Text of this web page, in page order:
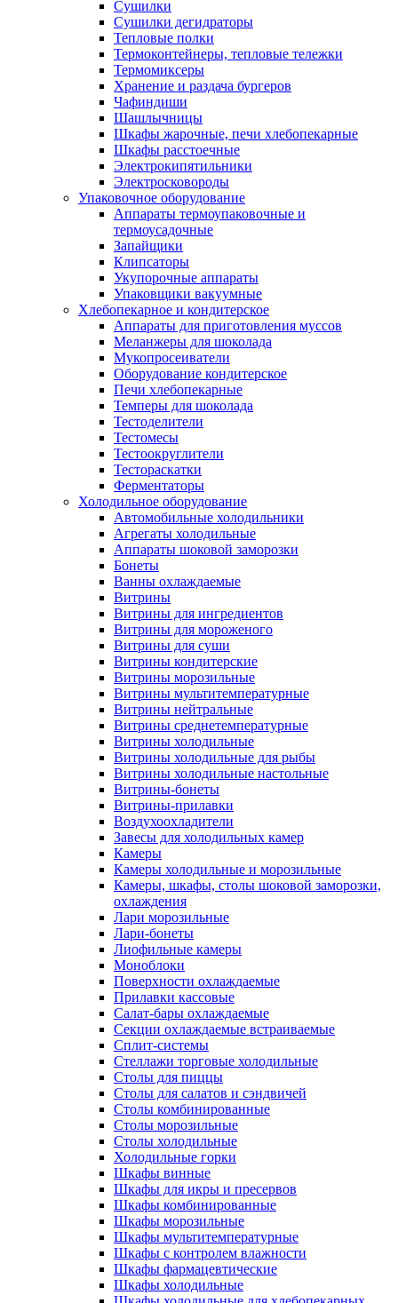
Сушилки
Сушилки дегидраторы
Тепловые полки
Термоконтейнеры, тепловые тележки
Термомиксеры
Хранение и раздача бургеров
Чафиндиши
Шашлычницы
Шкафы жарочные, печи хлебопекарные
Шкафы расстоечные
Электрокипятильники
Электросковороды
Упаковочное оборудование
Аппараты термоупаковочные и
термоусадочные
Запайщики
Клипсаторы
Укупорочные аппараты
Упаковщики вакуумные
Хлебопекарное и кондитерское
Аппараты для приготовления муссов
Меланжеры для шоколада
Мукопросеиватели
Оборудование кондитерское
Печи хлебопекарные
Темперы для шоколада
Тестоделители
Тестомесы
Тестоокруглители
Тестораскатки
Ферментаторы
Холодильное оборудование
Автомобильные холодильники
Агрегаты холодильные
Аппараты шоковой заморозки
Бонеты
Ванны охлаждаемые
Витрины
Витрины для ингредиентов
Витрины для мороженого
Витрины для суши
Витрины кондитерские
Витрины морозильные
Витрины мультитемпературные
Витрины нейтральные
Витрины среднетемпературные
Витрины холодильные
Витрины холодильные для рыбы
Витрины холодильные настольные
Витрины-бонеты
Витрины-прилавки
Воздухоохладители
Завесы для холодильных камер
Камеры
Камеры холодильные и морозильные
Камеры, шкафы, столы шоковой заморозки,
охлаждения
Лари морозильные
Лари-бонеты
Лиофильные камеры
Моноблоки
Поверхности охлаждаемые
Прилавки кассовые
Салат-бары охлаждаемые
Секции охлаждаемые встраиваемые
Сплит-системы
Стеллажи торговые холодильные
Столы для пиццы
Столы для салатов и сэндвичей
Столы комбинированные
Столы морозильные
Столы холодильные
Холодильные горки
Шкафы винные
Шкафы для икры и пресервов
Шкафы комбинированные
Шкафы морозильные
Шкафы мультитемпературные
Шкафы с контролем влажности
Шкафы фармацевтические
Шкафы холодильные